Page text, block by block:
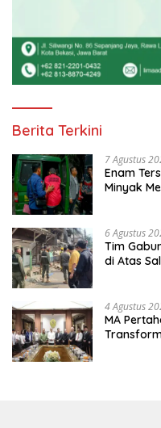
Berita Terkini
7 Agustus
Enam
Minyak
6 Agustus
Tim
di Atas
4 Agustus
MA